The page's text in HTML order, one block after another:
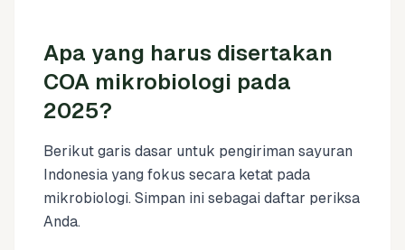
Apa yang harus disertakan
COA mikrobiologi pada
2025?
Berikut garis dasar untuk pengiriman sayuran
Indonesia yang fokus secara ketat pada
mikrobiologi. Simpan ini sebagai daftar periksa
Anda.